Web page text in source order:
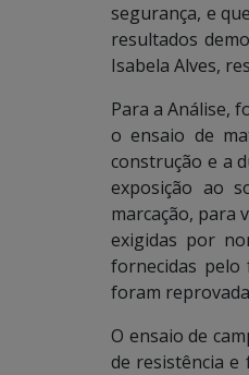
segurança, e
resultados
Isabela Alves,
Para a Análise,
o ensaio de
construção e a
exposição ao
marcação, para
exigidas por
fornecidas
foram
O ensaio de
de resistência e